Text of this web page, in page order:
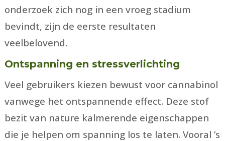
onderzoek zich nog in een vroeg stadium
bevindt, zijn de eerste resultaten
veelbelovend.
Ontspanning en stressverlichting
Veel gebruikers kiezen bewust voor cannabinol
vanwege het ontspannende effect. Deze stof
bezit van nature kalmerende eigenschappen
die je helpen om spanning los te laten. Vooral ’s